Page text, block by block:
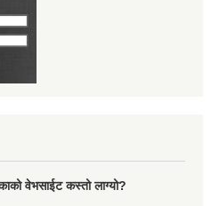
वेभसाईट कस्तो लाग्यो?